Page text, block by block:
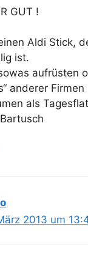
GUT !
Aldi Stick,
ist.
aufrüsten
anderer
als
2013 um